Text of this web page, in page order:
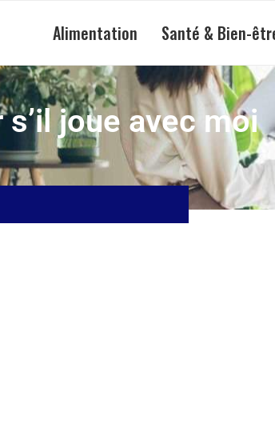
Alimentation Santé & Bien-
joue avec moi